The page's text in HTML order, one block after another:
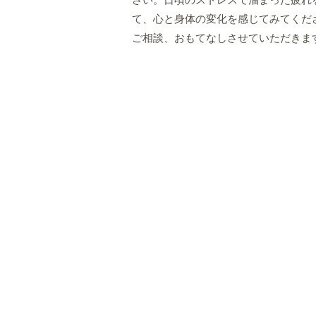
て、心と身体の変化を感じてみてく
ご相談、おもてなしさせていただきま